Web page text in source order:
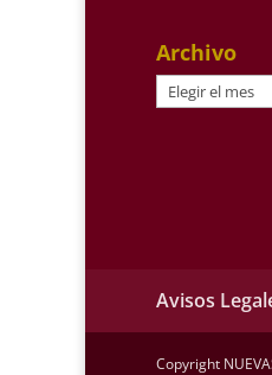
Archivo
Archivo
Avisos
Copyright